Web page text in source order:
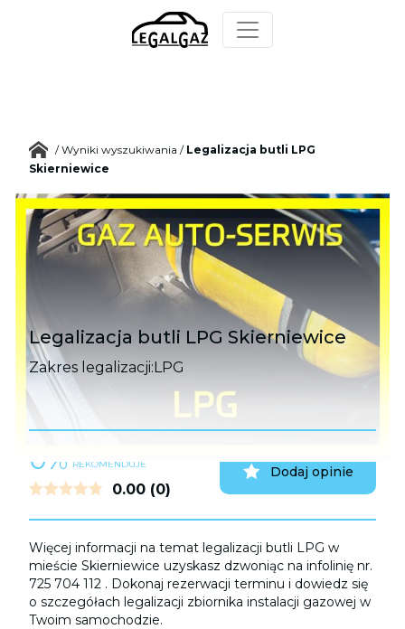
/Wyniki wyszukiwania / Legalizacja butli LPG
Skierniewice
Legalizacja butli LPG Skierniewice
Zakres legalizacji:LPG
0% REKOMENDUJE
0.00 (0)
Dodaj opinie
Więcej informacji na temat legalizacji butli LPG w
mieście Skierniewice uzyskasz dzwoniąc na infolinię nr.
725 704 112 . Dokonaj rezerwacji terminu i dowiedz się
o szczegółach legalizacji zbiornika instalacji gazowej w
Twoim samochodzie.